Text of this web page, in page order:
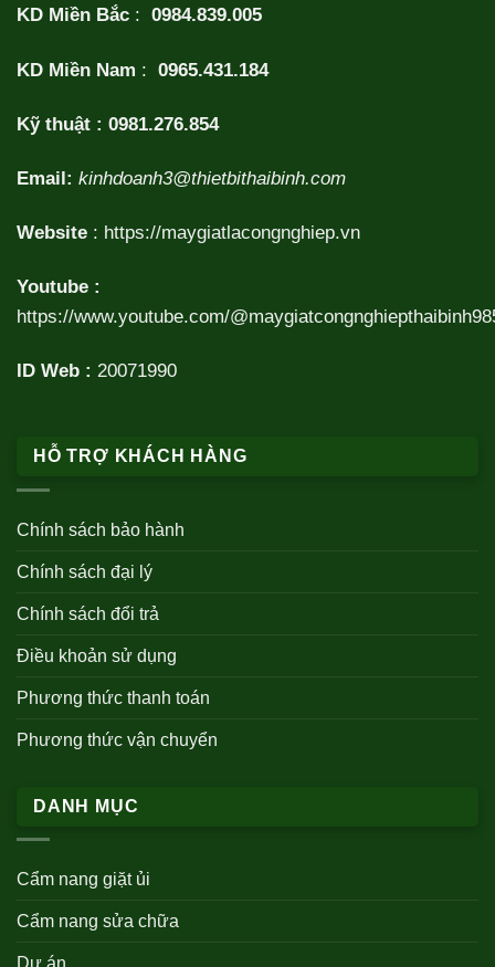
KD Miền Bắc : 0984.839.005
KD Miền Nam : 0965.431.184
Kỹ thuật : 0981.276.854
Email: kinhdoanh3@thietbithaibinh.com
Website : https://maygiatlacongnghiep.vn
Youtube :
https://www.youtube.com/
ID Web : 20071990
HỖ TRỢ KHÁCH HÀNG
Chính sách bảo hành
Chính sách đại lý
Chính sách đổi trả
Điều khoản sử dụng
Phương thức thanh toán
Phương thức vận chuyển
DANH MỤC
Cẩm nang giặt ủi
Cẩm nang sửa chữa